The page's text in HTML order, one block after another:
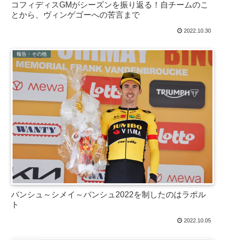
コフィディスGMがシーズンを振り返る！自チームのこ
とから、ヴィンゲゴーへの苦言まで
2022.10.30
報告・その他
バンシュ～シメイ～バンシュ2022を制したのはラポル
ト
2022.10.05